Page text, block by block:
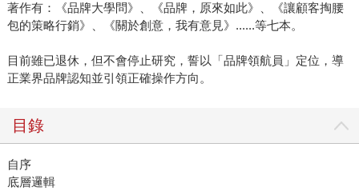
著作有：《品牌大學問》、《品牌，原來如此》、《讓顧客掏腰
包的策略行銷》、《關於創意，我有意見》......等七本。
目前雖已退休，但不會停止研究，誓以「品牌領航員」定位，導
正業界品牌認知並引領正確操作方向。
目錄
自序
底層邏輯